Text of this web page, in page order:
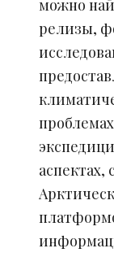
можно
релизы,
аспектах,